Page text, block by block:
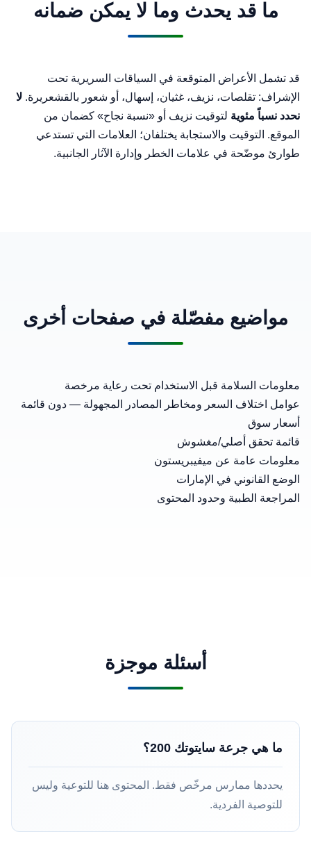
ما قد يحدث وما لا يمكن ضمانه
قد تشمل الأعراض المتوقعة في السياقات السريرية تحت
الإشراف: تقلصات، نزيف، غثيان، إسهال، أو شعور بالقشعريرة. لا
نحدد نسباً مئوية لتوقيت نزيف أو «نسبة نجاح» كضمان من
الموقع. التوقيت والاستجابة يختلفان؛ العلامات التي تستدعي
طوارئ موضّحة في علامات الخطر و إدارة الآثار الجانبية.
مواضيع مفصّلة في صفحات أخرى
معلومات السلامة قبل الاستخدام تحت رعاية مرخصة
عوامل اختلاف السعر ومخاطر المصادر المجهولة — دون قائمة
أسعار سوق
قائمة تحقق أصلي/مغشوش
معلومات عامة عن ميفيبريستون
الوضع القانوني في الإمارات
المراجعة الطبية وحدود المحتوى
أسئلة موجزة
ما هي جرعة سايتوتك 200؟
يحددها ممارس مرخّص فقط. المحتوى هنا للتوعية وليس
للتوصية الفردية.